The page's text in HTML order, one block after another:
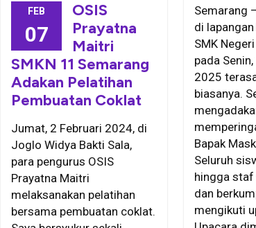
FEB
07
OSIS
Prayatna
Maitri
SMKN 11 Semarang
Adakan Pelatihan
Pembuatan Coklat
Jumat, 2 Februari 2024, di
Joglo Widya Bakti Sala,
para pengurus OSIS
Prayatna Maitri
melaksanakan pelatihan
bersama pembuatan coklat.
Semarang
di
SMK
pada
2025
biasanya.
Bapak
Seluruh
hingga
dan
mengikuti